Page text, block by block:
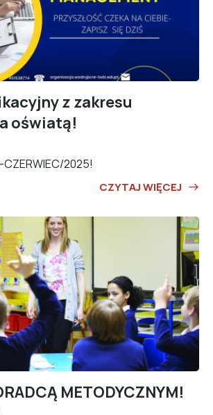
z zakresu
oświatą!
2025!
CZYTAJ WIĘCEJ
METODYCZNYM!